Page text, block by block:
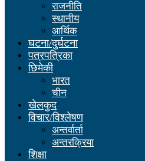
राजनीति
स्थानीय
आर्थिक
घटना/दुर्घटना
पत्रपत्रिका
छिमेकी
भारत
चीन
खेलकुद
विचार/विश्लेषण
अन्तर्वार्ता
अन्तरक्रिया
शिक्षा